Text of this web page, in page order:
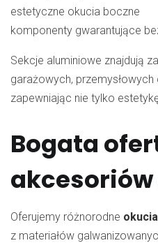
estetyczne okucia boczne
komponenty gwarantujące
Sekcje aluminiowe znajdują
garażowych,
zapewniając nie tylko
Bogata
Oferujemy różnorodne
z materiałów